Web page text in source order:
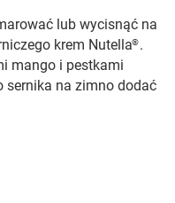
lub wycisnąć na
krem Nutella®.
mango i pestkami
sernika na zimno dodać